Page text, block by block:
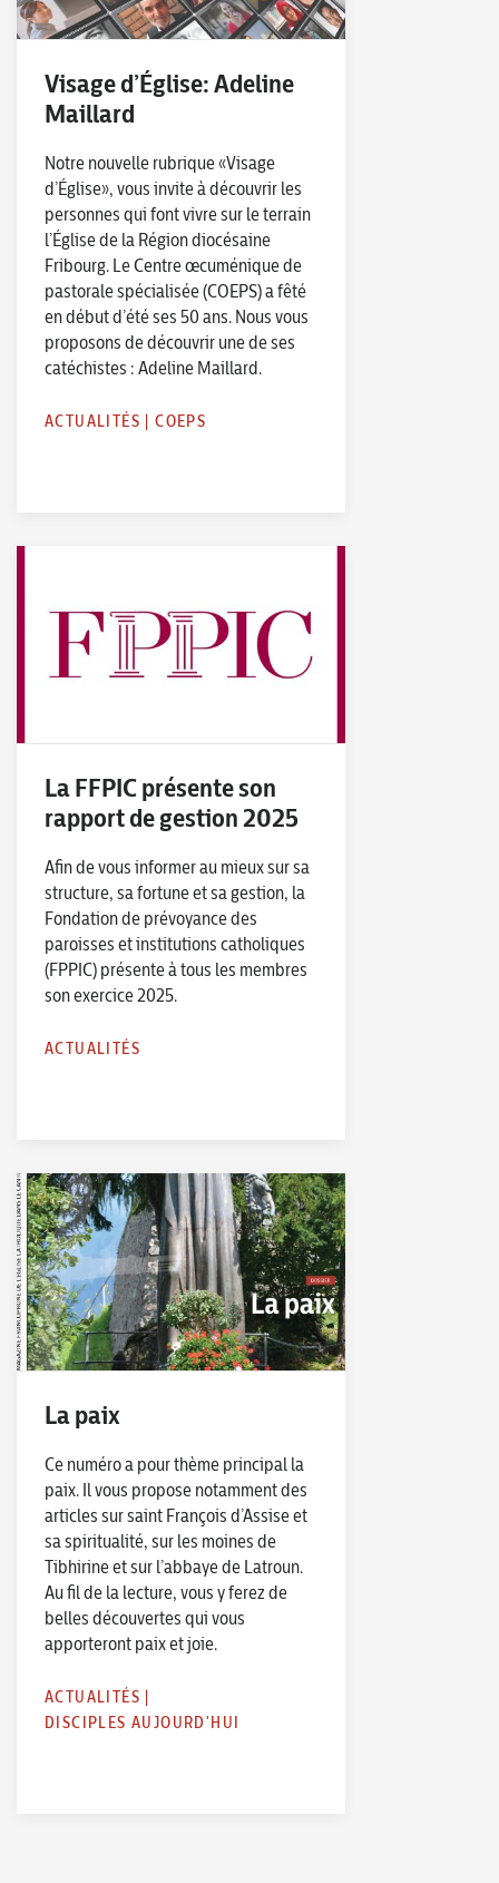
Visage d’Église: Adeline
Maillard
Notre nouvelle rubrique «Visage
d’Église», vous invite à découvrir les
personnes qui font vivre sur le terrain
l’Église de la Région diocésaine
Fribourg. Le Centre œcuménique de
pastorale spécialisée (COEPS) a fêté
en début d’été ses 50 ans. Nous vous
proposons de découvrir une de ses
catéchistes : Adeline Maillard.
ACTUALITÉS |COEPS
La FFPIC présente son
rapport de gestion 2025
Afin de vous informer au mieux sur sa
structure, sa fortune et sa gestion, la
Fondation de prévoyance des
paroisses et institutions catholiques
(FPPIC) présente à tous les membres
son exercice 2025.
ACTUALITÉS
La paix
Ce numéro a pour thème principal la
paix. Il vous propose notamment des
articles sur saint François d’Assise et
sa spiritualité, sur les moines de
Tibhirine et sur l’abbaye de Latroun.
Au fil de la lecture, vous y ferez de
belles découvertes qui vous
apporteront paix et joie.
ACTUALITÉS |
DISCIPLES AUJOURD'HUI